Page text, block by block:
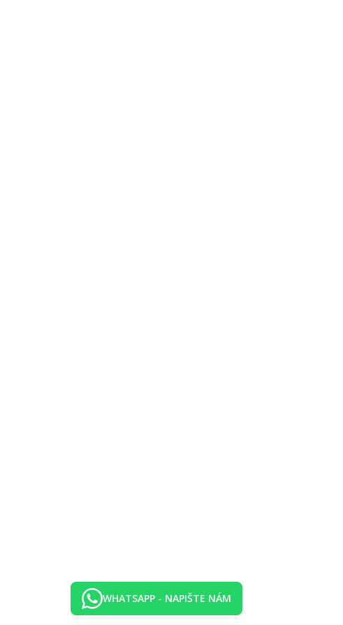
pro 2 osoby, samostatná kuchyň, zařízená terasa. 1.patro: 1 ložnice s
fi light připojení k internetu*, ložní prádlo
postižením a jejich doprovod
WHATSAPP - NAPIŠTE NÁM